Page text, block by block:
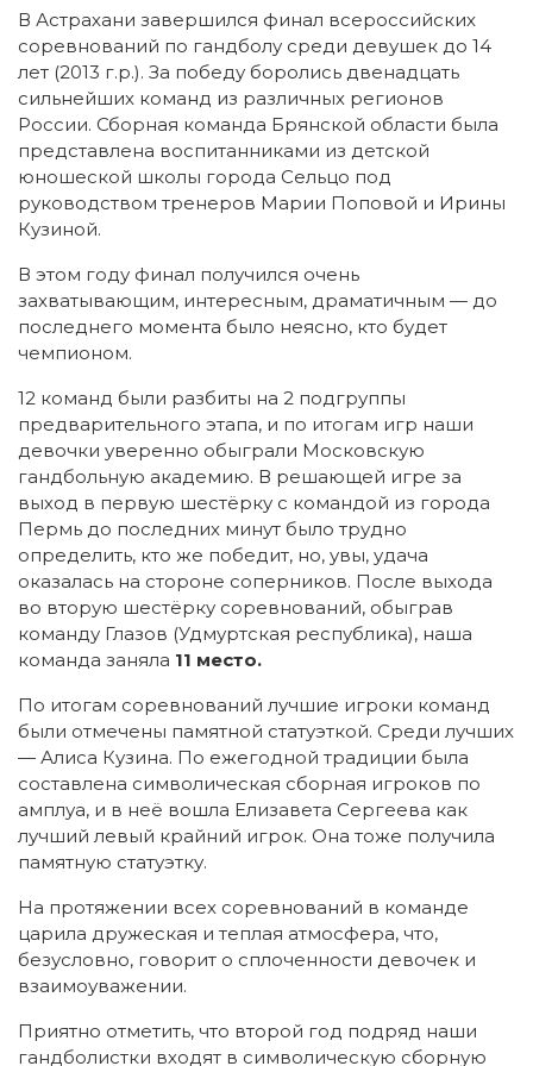
В Астрахани завершился финал всероссийских
соревнований по гандболу среди девушек до 14
лет (2013 г.р.). За победу боролись двенадцать
сильнейших команд из различных регионов
России. Сборная команда Брянской области была
представлена воспитанниками из детской
юношеской школы города Сельцо под
руководством тренеров Марии Поповой и Ирины
Кузиной.
В этом году финал получился очень
захватывающим, интересным, драматичным — до
последнего момента было неясно, кто будет
чемпионом.
12 команд были разбиты на 2 подгруппы
предварительного этапа, и по итогам игр наши
девочки уверенно обыграли Московскую
гандбольную академию. В решающей игре за
выход в первую шестёрку с командой из города
Пермь до последних минут было трудно
определить, кто же победит, но, увы, удача
оказалась на стороне соперников. После выхода
во вторую шестёрку соревнований, обыграв
команду Глазов (Удмуртская республика), наша
команда заняла 11 место.
По итогам соревнований лучшие игроки команд
были отмечены памятной статуэткой. Среди лучших
— Алиса Кузина. По ежегодной традиции была
составлена символическая сборная игроков по
амплуа, и в неё вошла Елизавета Сергеева как
лучший левый крайний игрок. Она тоже получила
памятную статуэтку.
На протяжении всех соревнований в команде
царила дружеская и теплая атмосфера, что,
безусловно, говорит о сплоченности девочек и
взаимоуважении.
Приятно отметить, что второй год подряд наши
гандболистки входят в символическую сборную